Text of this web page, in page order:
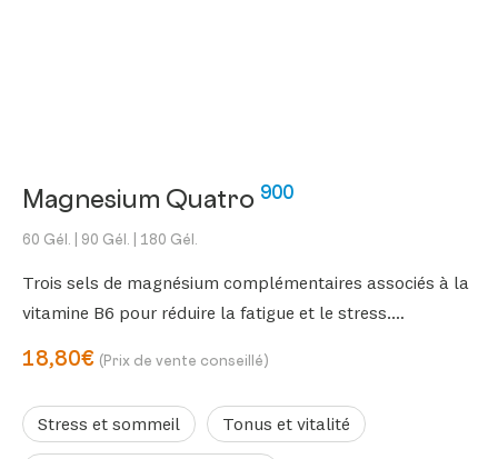
Magnesium Quatro 900
60 Gél. | 90 Gél. | 180 Gél.
Trois sels de magnésium complémentaires associés à la
vitamine B6 pour réduire la fatigue et le stress.
18,80€ (Prix de vente conseillé)
Stress et sommeil Tonus et vitalité